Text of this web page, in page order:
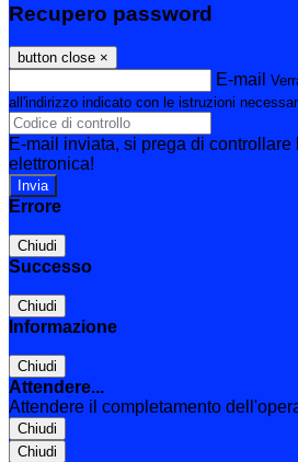
Recupero password
button close ×
E-mail
all'indirizzo indicato con le istruzioni
E-mail inviata, si prega di controllare
elettronica!
Errore
Chiudi
Successo
Chiudi
Informazione
Chiudi
Attendere...
Attendere il completamento
Chiudi
Chiudi